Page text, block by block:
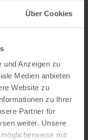
Über Cookies
und Anzeigen zu
Medien anbieten
Website zu
zu Ihrer
Partner für
weiter. Unsere
mit